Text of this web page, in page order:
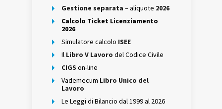
Gestione separata – aliquote 2026
Calcolo Ticket Licenziamento
2026
Simulatore calcolo ISEE
Il Libro V Lavoro del Codice Civile
CIGS on-line
Vademecum Libro Unico del
Lavoro
Le Leggi di Bilancio dal 1999 al 2026